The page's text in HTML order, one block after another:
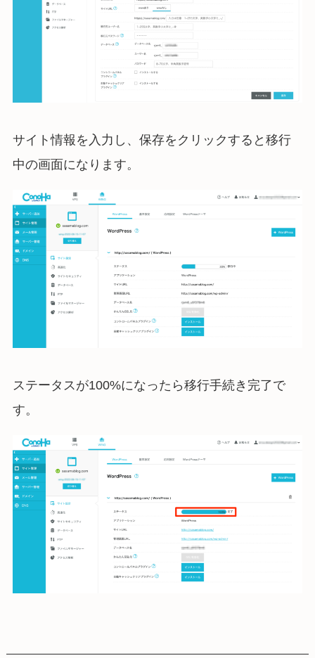
サイト情報を入力し、保存をクリックすると移行
中の画面になります。
ステータスが100%になったら移行手続き完了で
す。